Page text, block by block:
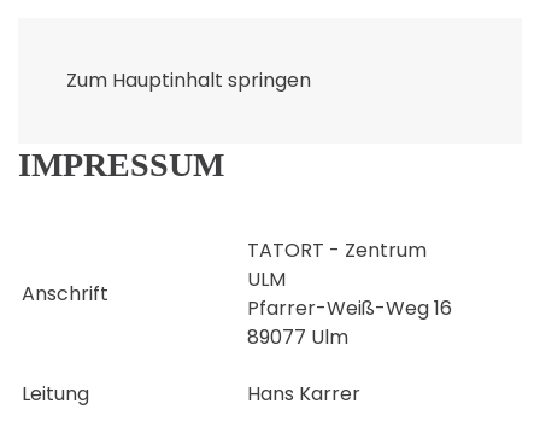
Zum Hauptinhalt springen
IMPRESSUM
Anschrift
TATORT - Zentrum
ULM
Pfarrer-Weiß-Weg 16
89077 Ulm
Leitung Hans Karrer